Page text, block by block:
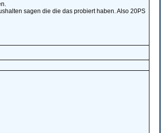
sagen die die das probiert haben. Also 20PS